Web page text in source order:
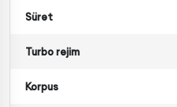
Sürət
Turbo rejim
Korpus